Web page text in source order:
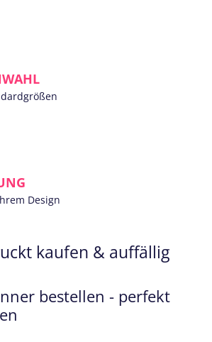
Design
kaufen & auffällig
bestellen - perfekt